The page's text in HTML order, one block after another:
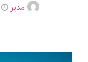
مدیر